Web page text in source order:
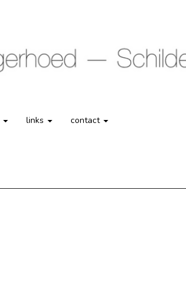
links contact